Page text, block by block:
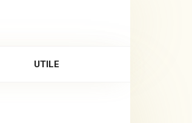
UTILE